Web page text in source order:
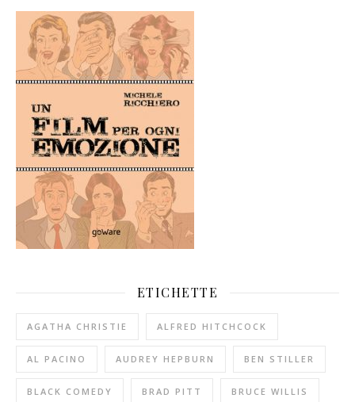
ETICHETTE
AGATHA CHRISTIE ALFRED HITCHCOCK
AL PACINO AUDREY HEPBURN BEN STILLER
BLACK COMEDY BRAD PITT BRUCE WILLIS